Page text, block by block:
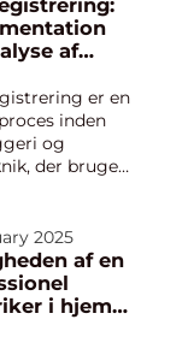
lawyer
med at
løsninger,
om
af
er en
inden
og
der bruges
på
Processen
relevant ved
2025
af en
i hjem